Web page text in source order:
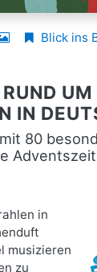
Blick ins
UM
IN
80
Adventszeit
in
musizieren
zu